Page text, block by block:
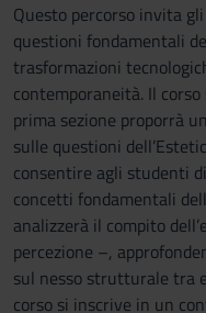
Questo percorso invita
questioni fondamentali
trasformazioni
contemporaneità. Il
prima sezione proporrà
sulle questioni
consentire agli studenti
concetti fondamentali
analizzerà il compito
percezione –,
sul nesso strutturale tra
corso si inscrive in un